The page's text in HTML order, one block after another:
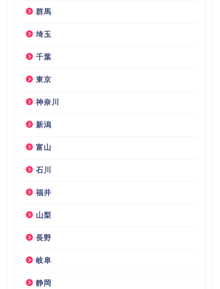
群馬
埼玉
千葉
東京
神奈川
新潟
富山
石川
福井
山梨
長野
岐阜
静岡